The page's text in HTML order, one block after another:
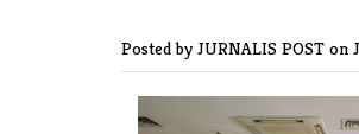
Posted by JURNALIS POST on